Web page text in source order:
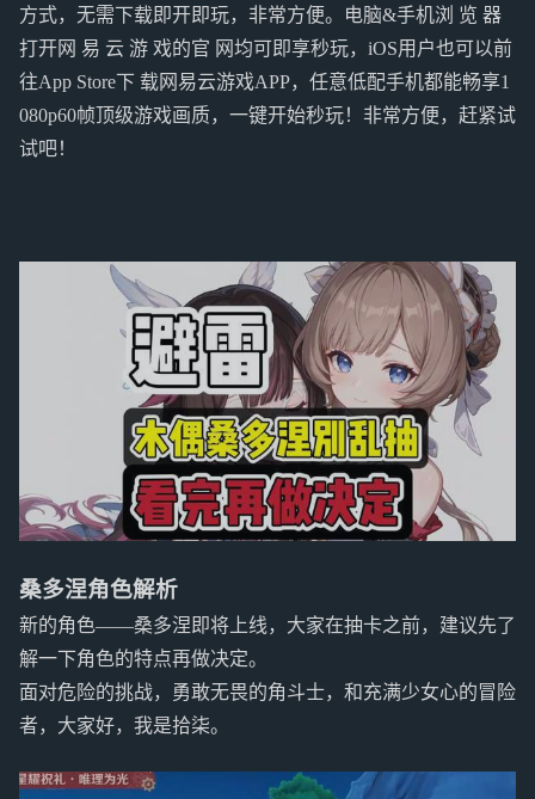
方式，无需下载即开即玩，非常方便。电脑&手机浏 览 器
打开网 易 云 游 戏的官 网均可即享秒玩，iOS用户也可以前
往App Store下 载网易云游戏APP，任意低配手机都能畅享1
080p60帧顶级游戏画质，一键开始秒玩！非常方便，赶紧试
试吧！
桑多涅角色解析
新的角色——桑多涅即将上线，大家在抽卡之前，建议先了
解一下角色的特点再做决定。
面对危险的挑战，勇敢无畏的角斗士，和充满少女心的冒险
者，大家好，我是拾柒。